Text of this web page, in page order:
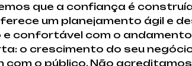
que a confiança é
um planejamento ágil e
confortável com o
o crescimento do seu
o público. Não